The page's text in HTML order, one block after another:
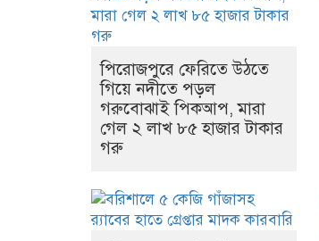
পিরোজপুরে ফেরিতে উঠতে
গিয়ে নদীতে পড়ল
গরুবোঝাই পিকআপ, মারা
গেল ২ লাখ ৮৫ হাজার টাকার
গরু